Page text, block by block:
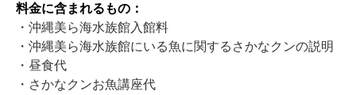
料金に含まれるもの：
・沖縄美ら海水族館入館料
・沖縄美ら海水族館にいる魚に関するさかなクンの説明
・昼食代
・さかなクンお魚講座代